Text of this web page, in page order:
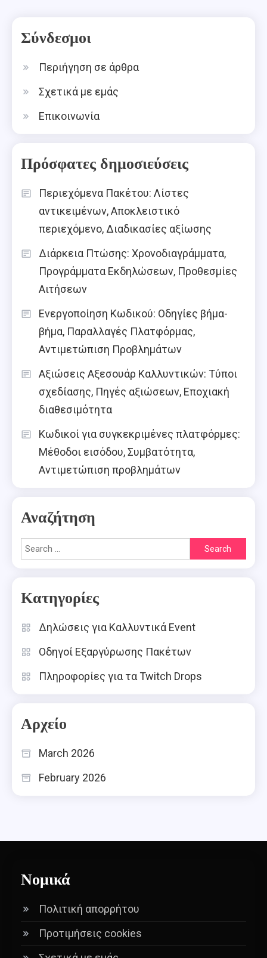
Σύνδεσμοι
Περιήγηση σε άρθρα
Σχετικά με εμάς
Επικοινωνία
Πρόσφατες δημοσιεύσεις
Περιεχόμενα Πακέτου: Λίστες
αντικειμένων, Αποκλειστικό
περιεχόμενο, Διαδικασίες αξίωσης
Διάρκεια Πτώσης: Χρονοδιαγράμματα,
Προγράμματα Εκδηλώσεων, Προθεσμίες
Αιτήσεων
Ενεργοποίηση Κωδικού: Οδηγίες βήμα-
βήμα, Παραλλαγές Πλατφόρμας,
Αντιμετώπιση Προβλημάτων
Αξιώσεις Αξεσουάρ Καλλυντικών: Τύποι
σχεδίασης, Πηγές αξιώσεων, Εποχιακή
διαθεσιμότητα
Κωδικοί για συγκεκριμένες πλατφόρμες:
Μέθοδοι εισόδου, Συμβατότητα,
Αντιμετώπιση προβλημάτων
Αναζήτηση
Search
for:
Κατηγορίες
Δηλώσεις για Καλλυντικά Event
Οδηγοί Εξαργύρωσης Πακέτων
Πληροφορίες για τα Twitch Drops
Αρχείο
March 2026
February 2026
Νομικά
Πολιτική απορρήτου
Προτιμήσεις cookies